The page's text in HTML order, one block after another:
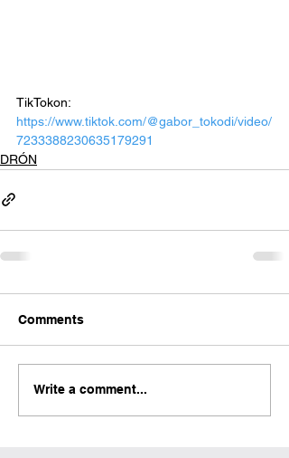
TikTokon:
https://www.tiktok.com/@gabor_tokodi/video/
7233388230635179291
DRÓN
Comments
Write a comment...